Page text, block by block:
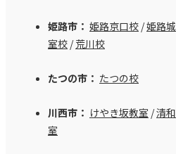
姫路市： 姫路京口校 /姫路
室校 /荒川校
たつの市： たつの校
川西市： けやき坂教室 /清
室